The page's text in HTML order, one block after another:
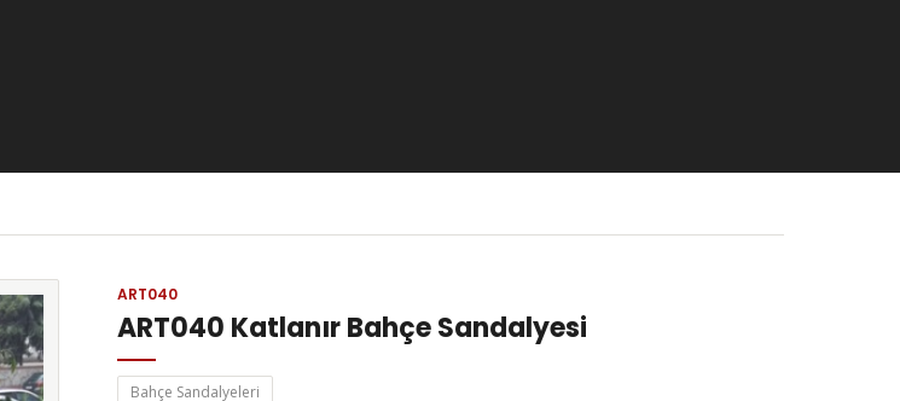
ART040
ART040 Katlanır Bahçe Sandalyesi
Bahçe Sandalyeleri